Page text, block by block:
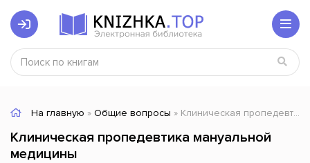
На главную » Общие вопросы » Клиническая пропедевтика мануальной медицины
Клиническая пропедевтика мануальной
медицины